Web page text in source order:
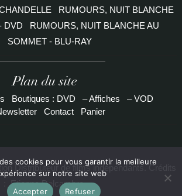
RUMOURS, NUIT BLANCHE
DVD
RUMOURS, NUIT BLANCHE AU
SOMMET - BLU-RAY
Plan du site
Boutiques : DVD – Affiches
– VOD
Contact Panier
Distributeur de films indépendants. Crédits
Etienne Delcambre
cookies pour vous garantir la meilleure
sur notre site web
Accepter
Refuser